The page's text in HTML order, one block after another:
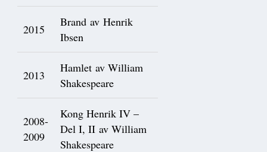
2015
Brand av Henrik
Ibsen
2013
Hamlet av William
Shakespeare
2008-
2009
Kong Henrik IV –
Del I, II av William
Shakespeare